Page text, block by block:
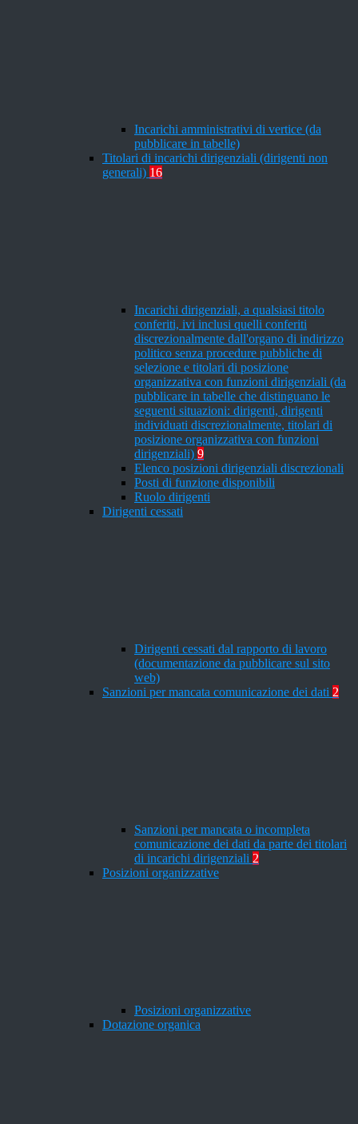
Incarichi amministrativi di vertice (da
pubblicare in tabelle)
Titolari di incarichi dirigenziali (dirigenti non
generali) 16
Incarichi dirigenziali, a qualsiasi titolo
conferiti, ivi inclusi quelli conferiti
discrezionalmente dall'organo di indirizzo
politico senza procedure pubbliche di
selezione e titolari di posizione
organizzativa con funzioni dirigenziali (da
pubblicare in tabelle che distinguano le
seguenti situazioni: dirigenti, dirigenti
individuati discrezionalmente, titolari di
posizione organizzativa con funzioni
dirigenziali) 9
Elenco posizioni dirigenziali discrezionali
Posti di funzione disponibili
Ruolo dirigenti
Dirigenti cessati
Dirigenti cessati dal rapporto di lavoro
(documentazione da pubblicare sul sito
web)
Sanzioni per mancata comunicazione dei dati 2
Sanzioni per mancata o incompleta
comunicazione dei dati da parte dei titolari
di incarichi dirigenziali 2
Posizioni organizzative
Posizioni organizzative
Dotazione organica